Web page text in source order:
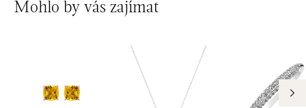
Mohlo by vás zajímat